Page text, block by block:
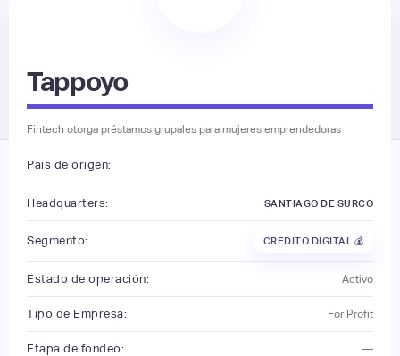
Tappoyo
Fintech otorga préstamos grupales para mujeres emprendedoras
País de origen:
Headquarters: SANTIAGO DE SURCO
Segmento: CRÉDITO DIGITAL 💰
Estado de operación: Activo
Tipo de Empresa: For Profit
Etapa de fondeo: —